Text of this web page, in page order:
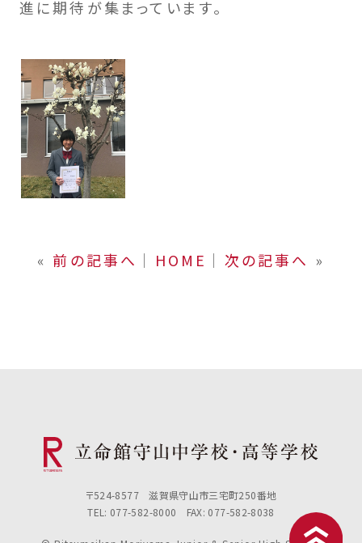
進に期待が集まっています。
« 前の記事へ │ HOME │ 次の記事へ »
〒524-8577 滋賀県守山市三宅町250番地
TEL: 077-582-8000 FAX: 077-582-8038